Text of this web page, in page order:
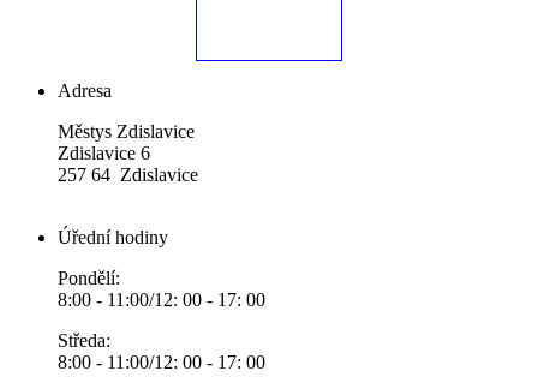
Adresa
Městys Zdislavice
Zdislavice 6
257 64 Zdislavice
Úřední hodiny
Pondělí:
8:00 - 11:00/12: 00 - 17: 00
Středa:
8:00 - 11:00/12: 00 - 17: 00